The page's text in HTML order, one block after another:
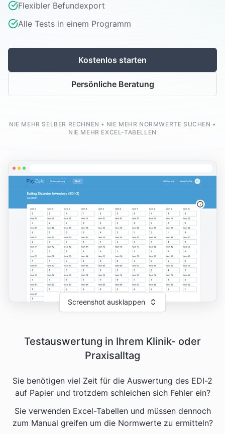
Flexibler Befundexport
Alle Tests in einem Programm
Kostenlos starten
Persönliche Beratung
NIE MEHR SELBER RECHNEN • NIE MEHR NORMWERTE SUCHEN •
NIE MEHR EXCEL-TABELLEN
Screenshot ausklappen
Testauswertung in Ihrem Klinik- oder
Praxisalltag
Sie benötigen viel Zeit für die Auswertung des EDI-2
auf Papier und trotzdem schleichen sich Fehler ein?
Sie verwenden Excel-Tabellen und müssen dennoch
zum Manual greifen um die Normwerte zu ermitteln?